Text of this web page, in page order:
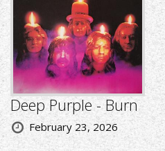
Deep Purple - Burn
February 23, 2026